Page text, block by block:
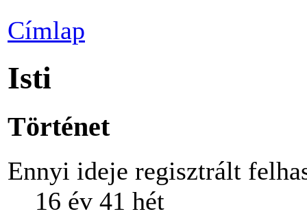
Címlap
Isti
Történet
Ennyi ideje regisztrált
16 év 41 hét